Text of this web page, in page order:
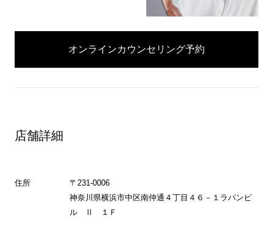
オンラインカウンセリング予約
店舗詳細
住所
〒231-0006
神奈川県横浜市中区南仲通４丁目４６－１ラパンビ
ル Ⅱ １Ｆ